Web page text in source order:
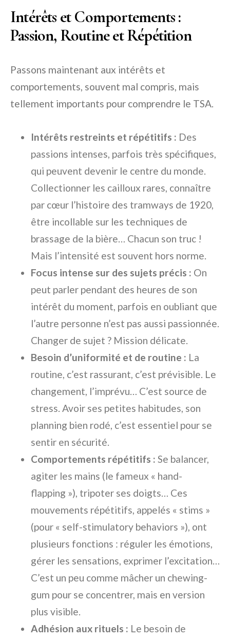
Intérêts et Comportements :
Passion, Routine et Répétition
Passons maintenant aux intérêts et
comportements, souvent mal compris, mais
tellement importants pour comprendre le TSA.
Intérêts restreints et répétitifs : Des
passions intenses, parfois très spécifiques,
qui peuvent devenir le centre du monde.
Collectionner les cailloux rares, connaître
par cœur l’histoire des tramways de 1920,
être incollable sur les techniques de
brassage de la bière… Chacun son truc !
Mais l’intensité est souvent hors norme.
Focus intense sur des sujets précis : On
peut parler pendant des heures de son
intérêt du moment, parfois en oubliant que
l’autre personne n’est pas aussi passionnée.
Changer de sujet ? Mission délicate.
Besoin d’uniformité et de routine : La
routine, c’est rassurant, c’est prévisible. Le
changement, l’imprévu… C’est source de
stress. Avoir ses petites habitudes, son
planning bien rodé, c’est essentiel pour se
sentir en sécurité.
Comportements répétitifs : Se balancer,
agiter les mains (le fameux « hand-
flapping »), tripoter ses doigts… Ces
mouvements répétitifs, appelés « stims »
(pour « self-stimulatory behaviors »), ont
plusieurs fonctions : réguler les émotions,
gérer les sensations, exprimer l’excitation…
C’est un peu comme mâcher un chewing-
gum pour se concentrer, mais en version
plus visible.
Adhésion aux rituels : Le besoin de